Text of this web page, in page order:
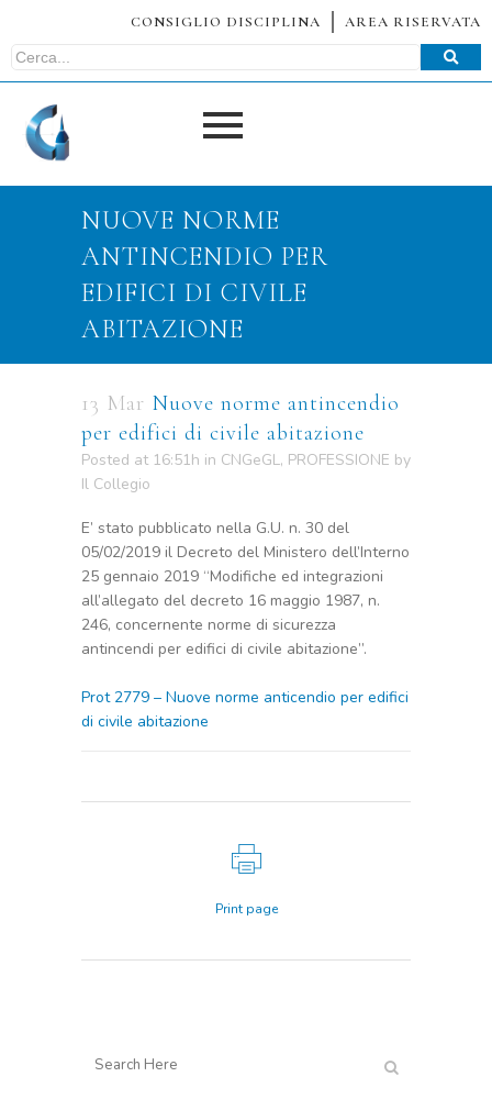
CONSIGLIO DISCIPLINA AREA RISERVATA
NUOVE NORME
ANTINCENDIO PER
EDIFICI DI CIVILE
ABITAZIONE
13 Mar Nuove norme antincendio
per edifici di civile abitazione
Posted at 16:51h in CNGeGL, PROFESSIONE by
Il Collegio
E’ stato pubblicato nella G.U. n. 30 del
05/02/2019 il Decreto del Ministero dell’Interno
25 gennaio 2019 “Modifiche ed integrazioni
all’allegato del decreto 16 maggio 1987, n.
246, concernente norme di sicurezza
antincendi per edifici di civile abitazione”.
Prot 2779 – Nuove norme anticendio per edifici
di civile abitazione
Print page